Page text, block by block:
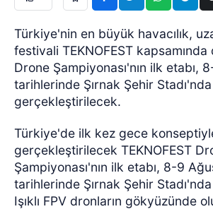
Türkiye'nin en büyük havacılık,
festivali TEKNOFEST kapsamında
Drone Şampiyonası'nın ilk etabı,
tarihlerinde Şırnak Şehir Stadı'nda
gerçekleştirilecek.
Türkiye'de ilk kez gece
gerçekleştirilecek TEKNOFEST
Şampiyonası'nın ilk etabı, 8-9
tarihlerinde Şırnak Şehir
Işıklı FPV dronların gökyüzünde